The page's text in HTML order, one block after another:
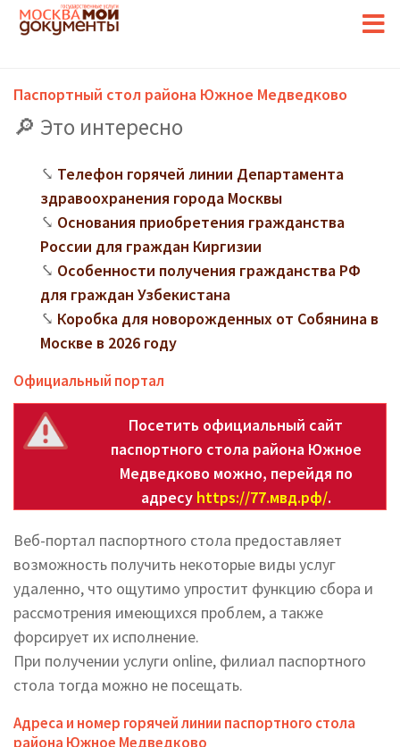
Паспортный стол района Южное Медведково
Это интересно
Телефон горячей линии Департамента
здравоохранения города Москвы
Основания приобретения гражданства
России для граждан Киргизии
Особенности получения гражданства РФ
для граждан Узбекистана
Коробка для новорожденных от Собянина в
Москве в 2026 году
Официальный портал
Посетить официальный сайт
паспортного стола района Южное
Медведково можно, перейдя по
адресу https://77.мвд.рф/.
Веб-портал паспортного стола предоставляет
возможность получить некоторые виды услуг
удаленно, что ощутимо упростит функцию сбора и
рассмотрения имеющихся проблем, а также
форсирует их исполнение.
При получении услуги online, филиал паспортного
стола тогда можно не посещать.
Адреса и номер горячей линии паспортного стола
района Южное Медведково